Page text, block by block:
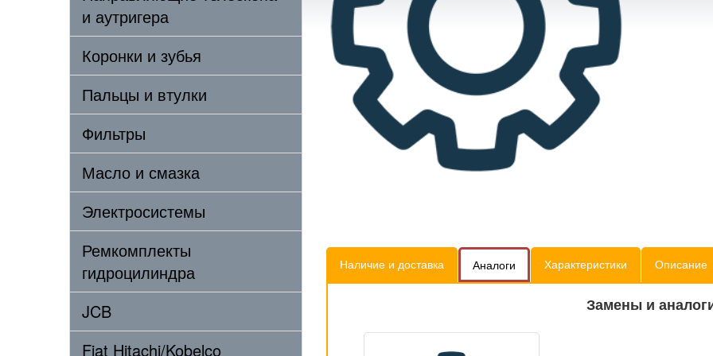
и аутригера
Коронки и зубья
Пальцы и втулки
Фильтры
Масло и смазка
Электросистемы
Ремкомплекты
гидроцилиндра
JCB
Fiat Hitachi/Kobelco
Наличие и доставка Аналоги Характеристики Описание
Замены и